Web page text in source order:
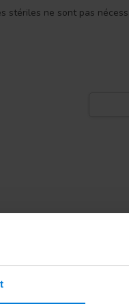
stériles ne sont pas